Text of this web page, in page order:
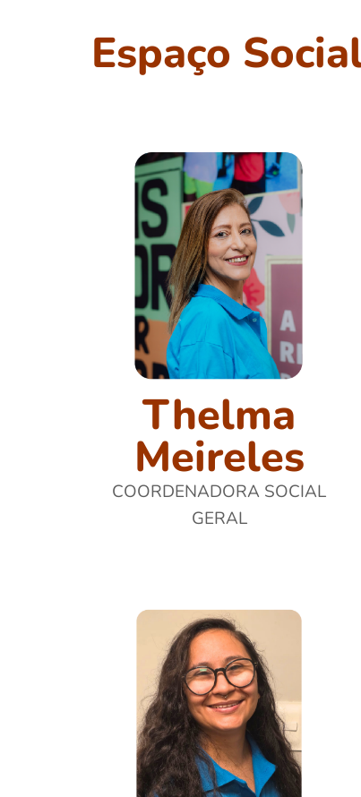
Espaço
Thelma
Meireles
COORDENADORA SOCIAL
GERAL